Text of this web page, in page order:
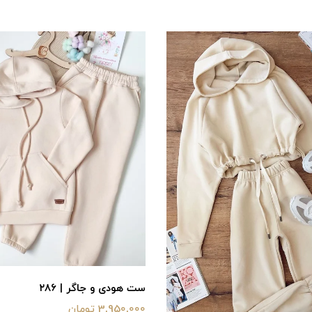
ست هودی و جاگر | ۲۸۶